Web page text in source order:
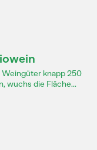
knapp 250
wuchs die Fläche...